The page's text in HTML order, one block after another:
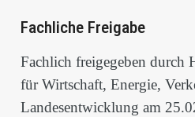
Fachliche Freigabe
Fachlich freigegeben durch
für Wirtschaft, Energie,
Landesentwicklung am